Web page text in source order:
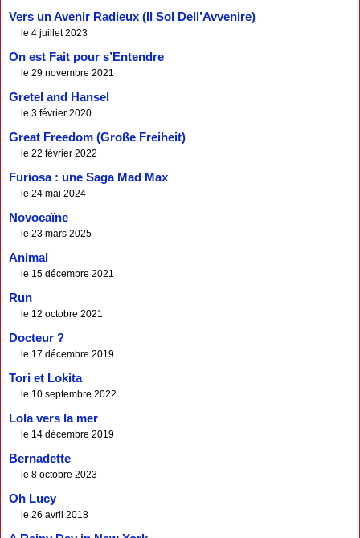
Vers un Avenir Radieux (Il Sol Dell’Avvenire)
le 4 juillet 2023
On est Fait pour s’Entendre
le 29 novembre 2021
Gretel and Hansel
le 3 février 2020
Great Freedom (Große Freiheit)
le 22 février 2022
Furiosa : une Saga Mad Max
le 24 mai 2024
Novocaïne
le 23 mars 2025
Animal
le 15 décembre 2021
Run
le 12 octobre 2021
Docteur ?
le 17 décembre 2019
Tori et Lokita
le 10 septembre 2022
Lola vers la mer
le 14 décembre 2019
Bernadette
le 8 octobre 2023
Oh Lucy
le 26 avril 2018